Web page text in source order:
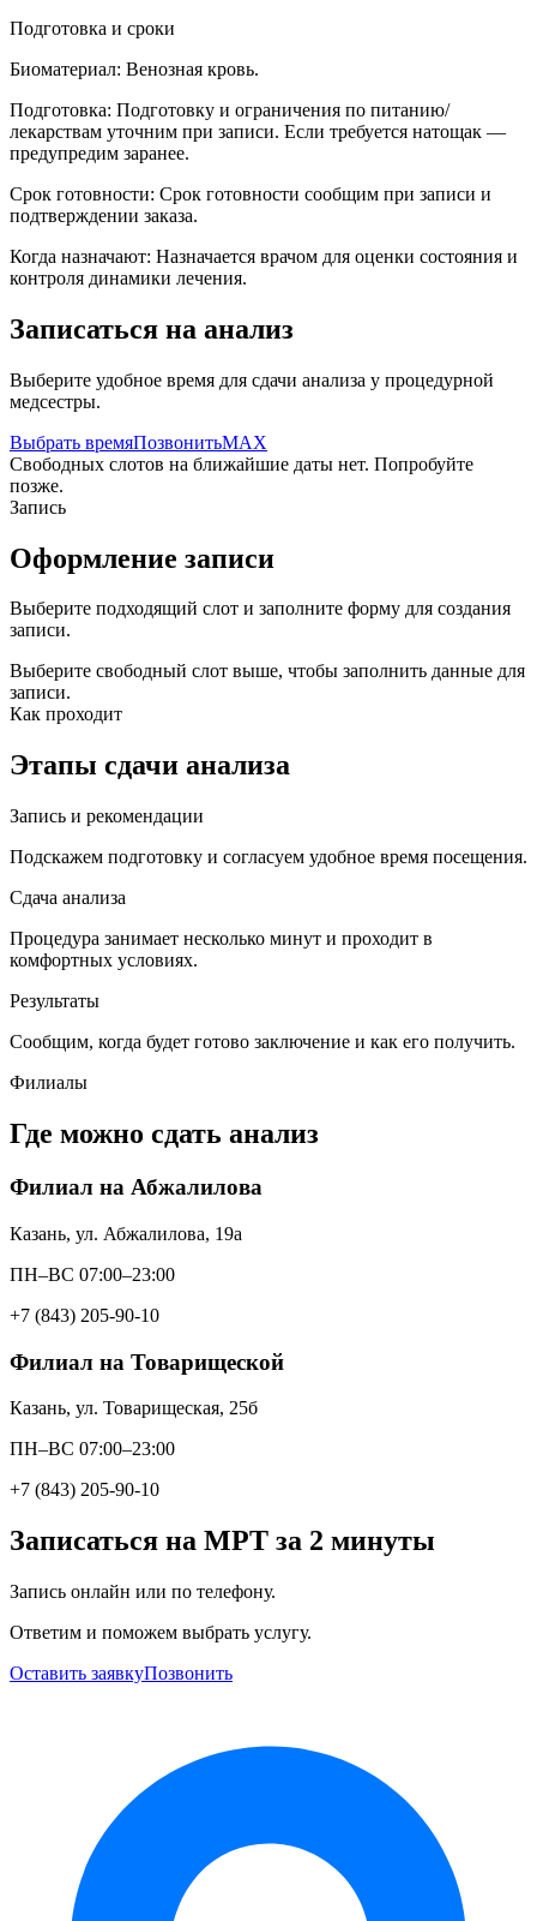
Подготовка и сроки
Биоматериал: Венозная кровь.
Подготовка: Подготовку и ограничения по питанию/
лекарствам уточним при записи. Если требуется натощак —
предупредим заранее.
Срок готовности: Срок готовности сообщим при записи и
подтверждении заказа.
Когда назначают: Назначается врачом для оценки состояния и
контроля динамики лечения.
Записаться на анализ
Выберите удобное время для сдачи анализа у процедурной
медсестры.
Выбрать времяПозвонитьMAX
Свободных слотов на ближайшие даты нет. Попробуйте
позже.
Запись
Оформление записи
Выберите подходящий слот и заполните форму для создания
записи.
Выберите свободный слот выше, чтобы заполнить данные для
записи.
Как проходит
Этапы сдачи анализа
Запись и рекомендации
Подскажем подготовку и согласуем удобное время посещения.
Сдача анализа
Процедура занимает несколько минут и проходит в
комфортных условиях.
Результаты
Сообщим, когда будет готово заключение и как его получить.
Филиалы
Где можно сдать анализ
Филиал на Абжалилова
Казань, ул. Абжалилова, 19а
ПН–ВС 07:00–23:00
+7 (843) 205-90-10
Филиал на Товарищеской
Казань, ул. Товарищеская, 25б
ПН–ВС 07:00–23:00
+7 (843) 205-90-10
Записаться на МРТ за 2 минуты
Запись онлайн или по телефону.
Ответим и поможем выбрать услугу.
Оставить заявкуПозвонить